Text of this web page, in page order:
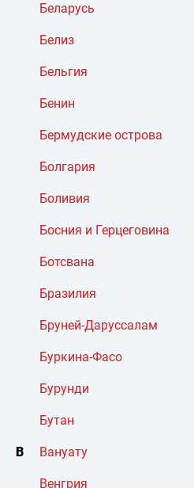
Беларусь
Белиз
Бельгия
Бенин
Бермудские острова
Болгария
Боливия
Босния и Герцеговина
Ботсвана
Бразилия
Бруней-Даруссалам
Буркина-Фасо
Бурунди
Бутан
В Вануату
Венгрия